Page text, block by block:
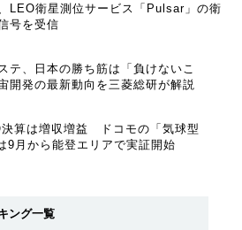
LEO衛星測位サービス「Pulsar」の衛
号を受信
テ、日本の勝ち筋は「負けないこ
開発の最新動向を三菱総研が解説
決算は増収増益 ドコモの「気球型
9月から能登エリアで実証開始
ング一覧